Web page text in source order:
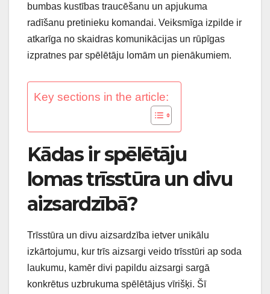
bumbas kustības traucēšanu un apjukuma
radīšanu pretinieku komandai. Veiksmīga izpilde ir
atkarīga no skaidras komunikācijas un rūpīgas
izpratnes par spēlētāju lomām un pienākumiem.
Key sections in the article:
Kādas ir spēlētāju
lomas trīsstūra un divu
aizsardzībā?
Trīsstūra un divu aizsardzība ietver unikālu
izkārtojumu, kur trīs aizsargi veido trīsstūri ap soda
laukumu, kamēr divi papildu aizsargi sargā
konkrētus uzbrukuma spēlētājus vīrišķi. Šī